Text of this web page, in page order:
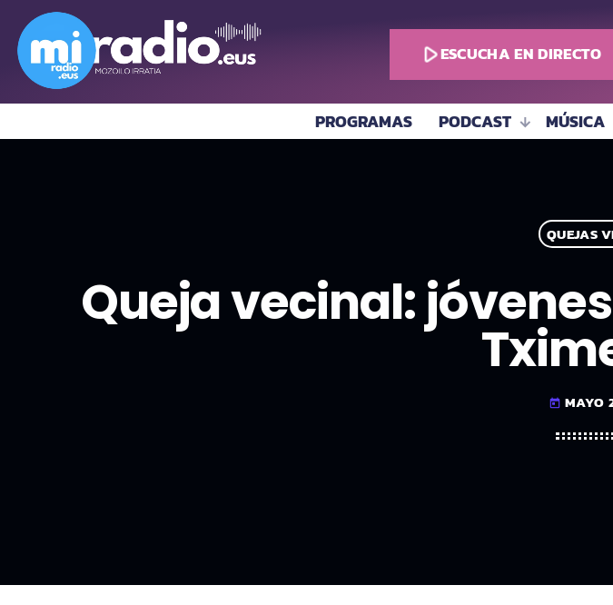
play_arrowESCUCHA EN DIRECTO
PROGRAMAS PODCAST MÚSICA
QUEJAS
Queja vecinal:
today MAYO